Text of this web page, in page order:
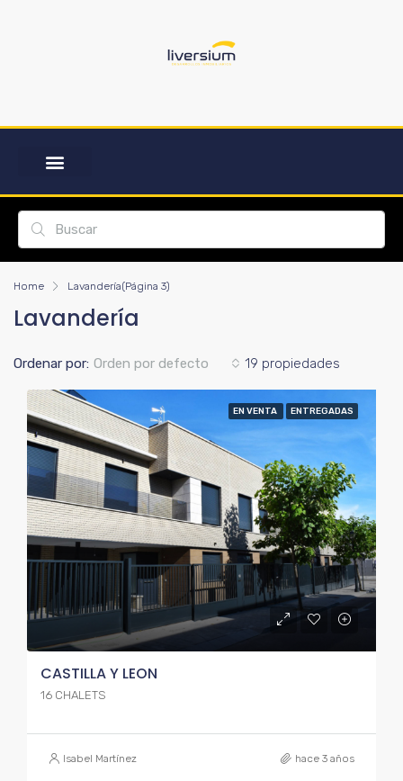
Home Lavandería(Página 3)
Lavandería
19 propiedades
Ordenar por: Orden por defecto
EN VENTA ENTREGADAS
CASTILLA Y LEON
16 CHALETS
Isabel Martínez hace 3 años